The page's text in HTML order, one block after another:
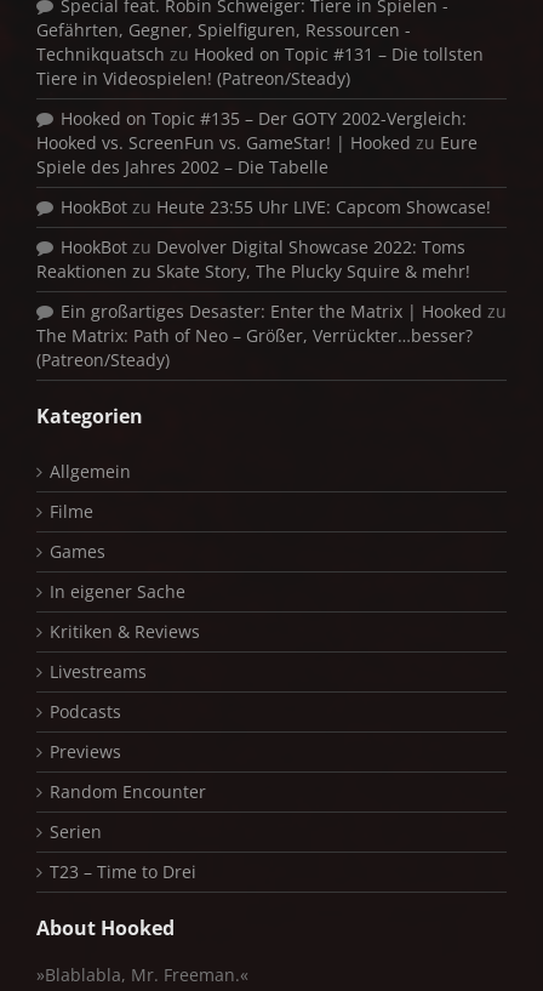
Special feat. Robin Schweiger: Tiere in Spielen -
Gefährten, Gegner, Spielfiguren, Ressourcen -
Technikquatsch zu Hooked on Topic #131 – Die tollsten
Tiere in Videospielen! (Patreon/Steady)
Hooked on Topic #135 – Der GOTY 2002-Vergleich:
Hooked vs. ScreenFun vs. GameStar! | Hooked zu Eure
Spiele des Jahres 2002 – Die Tabelle
HookBot zu Heute 23:55 Uhr LIVE: Capcom Showcase!
HookBot zu Devolver Digital Showcase 2022: Toms
Reaktionen zu Skate Story, The Plucky Squire & mehr!
Ein großartiges Desaster: Enter the Matrix | Hooked zu
The Matrix: Path of Neo – Größer, Verrückter…besser?
(Patreon/Steady)
Kategorien
Allgemein
Filme
Games
In eigener Sache
Kritiken & Reviews
Livestreams
Podcasts
Previews
Random Encounter
Serien
T23 – Time to Drei
About Hooked
»Blablabla, Mr. Freeman.«